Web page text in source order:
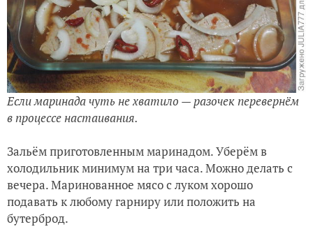
Если маринада чуть не хватило — разочек перевернём
в процессе настаивания.
Зальём приготовленным маринадом. Уберём в
холодильник минимум на три часа. Можно делать с
вечера. Маринованное мясо с луком хорошо
подавать к любому гарниру или положить на
бутерброд.